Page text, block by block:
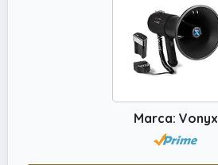
Marca: Vonyx